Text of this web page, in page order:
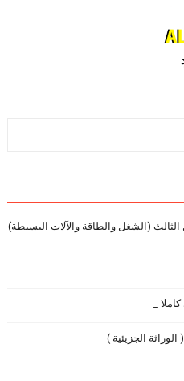
(الشغل والطاقة والآلات البسيطة)
الجزيئية )